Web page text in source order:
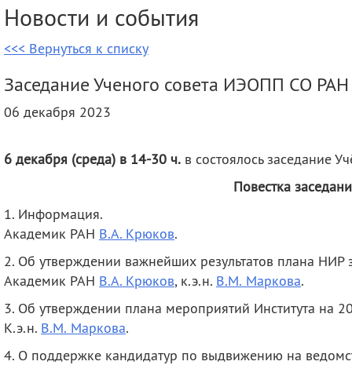
Официальные документы
История
Научные подразделения
Прочие подразделения
деятельность
исследований
Гранты
Мероприятия
советы
Новости и события
<<< Вернуться к списку
Заседание Ученого совета ИЭОПП СО РАН
06 декабря 2023
6 декабря (среда) в 14-30 ч. в состоялось заседание
Повестка
1. Информация.
Академик РАН В.А. Крюков.
2. Об утверждении важнейших результатов плана НИР
Академик РАН В.А. Крюков, к.э.н. В.М. Маркова.
3. Об утверждении плана мероприятий Института на
К.э.н. В.М. Маркова.
4. О поддержке кандидатур по выдвижению на